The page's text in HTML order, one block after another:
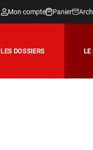
Mon compte Panier
LES DOSSIERS LE